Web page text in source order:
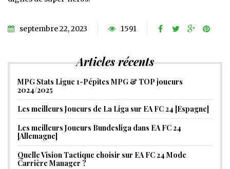
septembre 22, 2023 1591
Articles récents
MPG Stats Ligue 1-Pépites MPG & TOP joueurs
2024/2025
Les meilleurs Joueurs de La Liga sur EA FC 24 [Espagne]
Les meilleurs Joueurs Bundesliga dans EA FC 24
[Allemagne]
Quelle Vision Tactique choisir sur EA FC 24 Mode
Carrière Manager ?